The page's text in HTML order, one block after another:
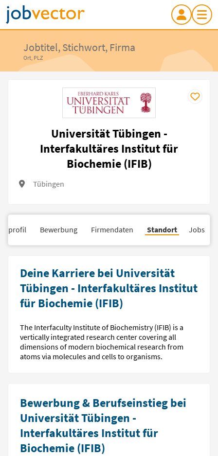
Jobtitel, Stichwort, Firma
Ort, PLZ
Universität Tübingen -
Interfakultäres Institut für
Biochemie (IFIB)
Tübingen
Bewerbung Firmendaten Standort Jobs
Deine Karriere bei Universität
Tübingen - Interfakultäres Institut
für Biochemie (IFIB)
The Interfaculty Institute of Biochemistry (IFIB) is a
vertically integrated research center covering all
dimensions of modern biochemical research from
atoms via molecules and cells to organisms.
Bewerbung & Berufseinstieg bei
Universität Tübingen -
Interfakultäres Institut für
Biochemie (IFIB)